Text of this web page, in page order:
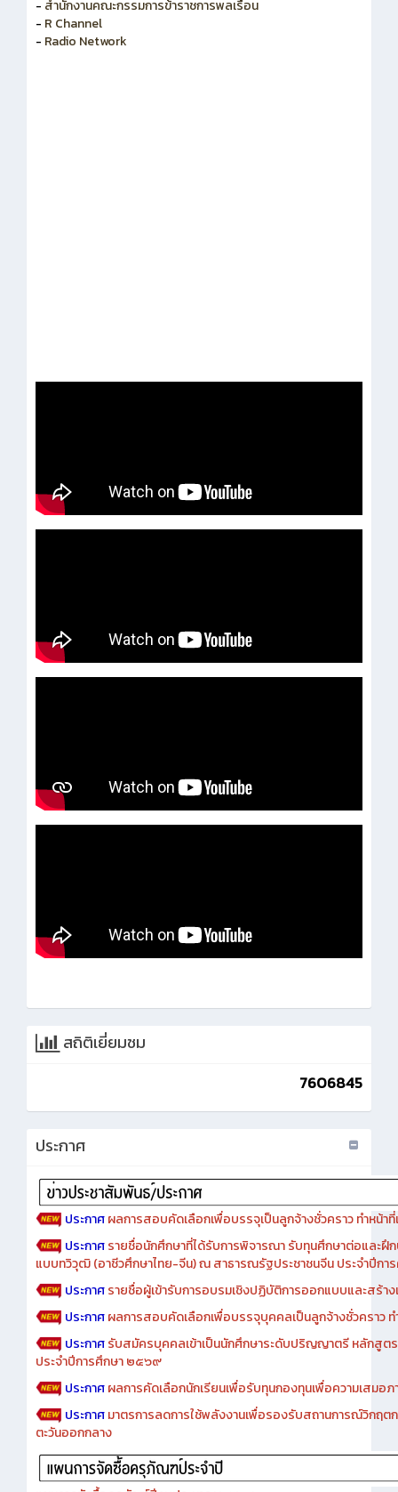
- สำนักงานคณะกรรมการพัฒนาระบบราชการ
- สำนักงานคณะกรรมการข้าราชการพลเรือน
- R Channel
7606845
ประกาศผลการสอบคัดเลือกเพื่อบรรจุเป็นลูกจ้างชั่วคราว ทำหน้าที่
ประกาศ รายชื่อนักศึกษาที่ได้รับการพิจารณา รับทุนศึกษาต่อและฝึ
แบบทวิวุฒิ (อาชีวศึกษาไทย-จีน) ณ สาธารณรัฐประชาชนจีน ประจำปีก
ประกาศรายชื่อผู้เข้ารับการอบรมเชิงปฏิบัติการออกแบบและสร้า
ประกาศผลการสอบคัดเลือกเพื่อบรรจุบุคคลเป็นลูกจ้างชั่วคราว ท
ประกาศรับสมัครบุคคลเข้าเป็นนักศึกษาระดับปริญญาตรี หลักสูต
ประจำปีการศึกษา ๒๕๖๙
ประกาศผลการคัดเลือกนักเรียนเพื่อรับทุนกองทุนเพื่อความเสมอ
ประกาศมาตรการลดการใช้พลังงานเพื่อรองรับสถานการณ์วิกฤ
ตะวันออกกลาง